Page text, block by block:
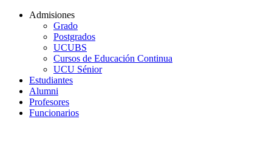
Admisiones
Grado
Postgrados
UCUBS
Cursos de Educación Continua
UCU Sénior
Estudiantes
Alumni
Profesores
Funcionarios